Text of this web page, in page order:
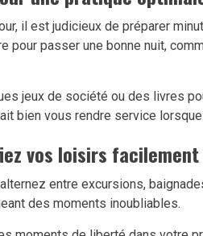
il est judicieux de préparer
pour passer une bonne nuit,
jeux de société ou des livres
bien vous rendre service
vos loisirs facilement
alternez entre excursions,
des moments inoubliables.